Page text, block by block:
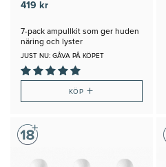
419 kr
7-pack ampullkit som ger huden
näring och lyster
JUST NU: GÅVA PÅ KÖPET
KÖP+